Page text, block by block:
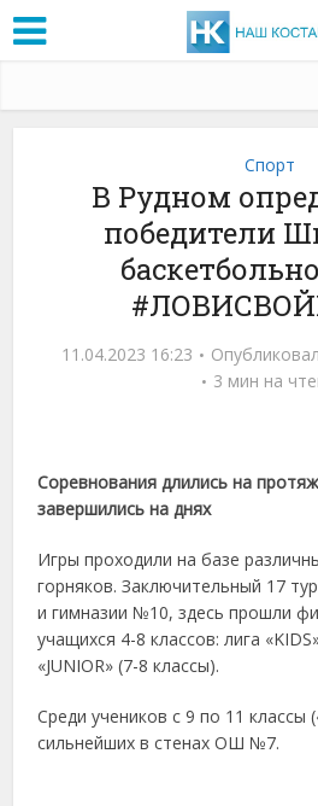
Спорт
В Рудном
победители
11.04.2023 16:23
3 мин на
Соревнования длились на
завершились на днях
Игры проходили на базе
горняков. Заключительный 17
и гимназии №10, здесь прошли
учащихся 4-8 классов: лига
«JUNIOR» (7-8 классы).
Среди учеников с 9 по 11 классы
сильнейших в стенах ОШ №7.